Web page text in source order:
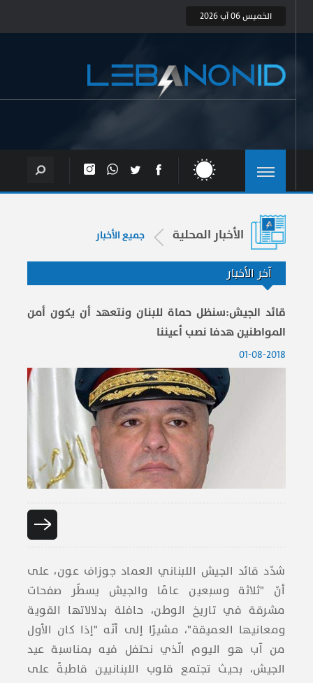
الخميس 06 آب 2026
الأخبار المحلية جميع الأخبار
آخر الأخبار
قائد الجيش:سنظل حماة للبنان ونتعهد أن يكون أمن
المواطنين هدفا نصب أعيننا
01-08-2018
شدّد قائد الجيش ال​لبنان​ي العماد ​جوزاف عون​، على
أنّ "ثلاثة وسبعين عامًا والجيش يسطّر صفحات
مشرقة في تاريخ الوطن، حافلة بدلالاتها القوية
ومعانيها العميقة"، مشيرًا إلى أنّه "إذا كان الأول
من آب هو اليوم الّذي نحتفل فيه بمناسبة عيد
الجيش، بحيث تجتمع قلوب اللبنانيين قاطبةً على